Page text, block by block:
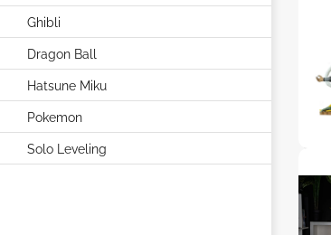
Ghibli
Dragon Ball
Hatsune Miku
Pokemon
Solo Leveling